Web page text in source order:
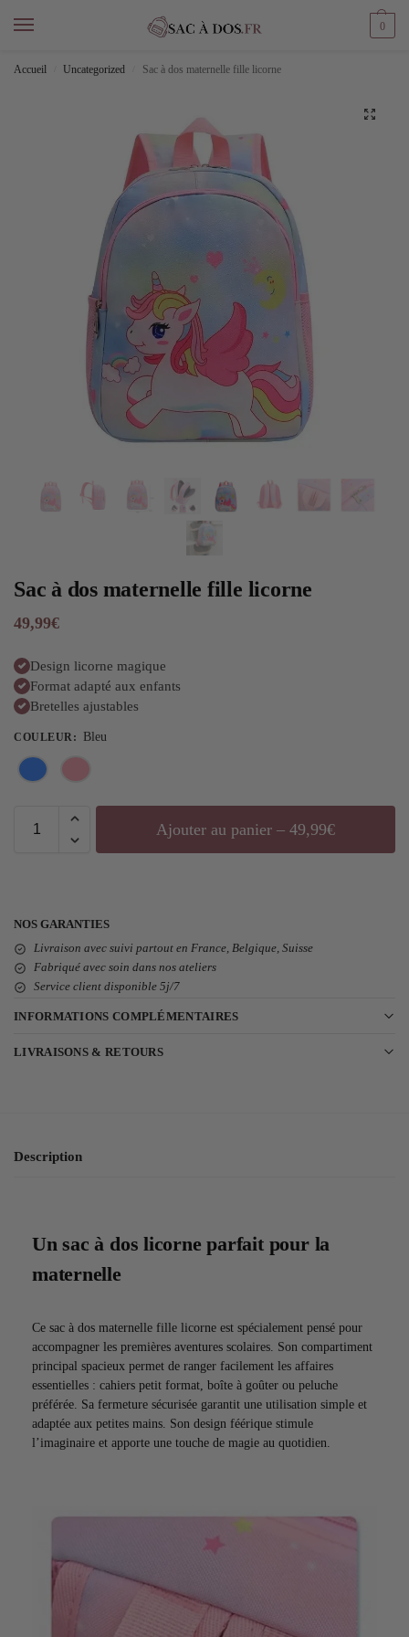
0
Accueil Uncategorized Sac à dos maternelle fille licorne
Sac à dos maternelle fille licorne
49,99€
Design licorne magique
Format adapté aux enfants
Bretelles ajustables
COULEUR: Bleu
Ajouter au panier – 49,99€
NOS GARANTIES
Livraison avec suivi partout en France, Belgique, Suisse
Fabriqué avec soin dans nos ateliers
Service client disponible 5j/7
INFORMATIONS COMPLÉMENTAIRES
LIVRAISONS & RETOURS
Description
Un sac à dos licorne parfait pour la
maternelle
Ce sac à dos maternelle fille licorne est spécialement pensé pour
accompagner les premières aventures scolaires. Son compartiment
principal spacieux permet de ranger facilement les affaires
essentielles : cahiers petit format, boîte à goûter ou peluche
préférée. Sa fermeture sécurisée garantit une utilisation simple et
adaptée aux petites mains. Son design féérique stimule
l’imaginaire et apporte une touche de magie au quotidien.